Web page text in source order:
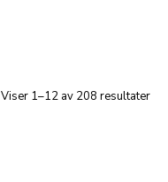
Viser 1–12 av 208 resultater